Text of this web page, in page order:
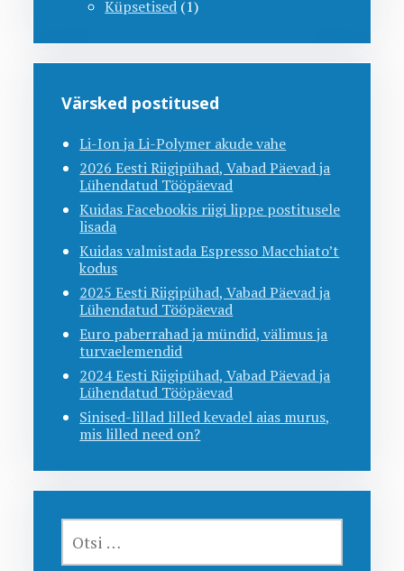
Küpsetised (1)
Värsked postitused
Li-Ion ja Li-Polymer akude vahe
2026 Eesti Riigipühad, Vabad Päevad ja
Lühendatud Tööpäevad
Kuidas Facebookis riigi lippe postitusele
lisada
Kuidas valmistada Espresso Macchiato’t
kodus
2025 Eesti Riigipühad, Vabad Päevad ja
Lühendatud Tööpäevad
Euro paberrahad ja mündid, välimus ja
turvaelemendid
2024 Eesti Riigipühad, Vabad Päevad ja
Lühendatud Tööpäevad
Sinised-lillad lilled kevadel aias murus,
mis lilled need on?